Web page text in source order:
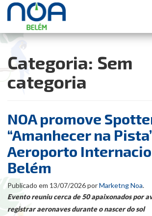
Categoria: Sem
categoria
NOA promove
“Amanhecer na
Aeroporto
Belém
Publicado em 13/07/2026porMarketng Noa.
Evento reuniu cerca de 50 apaixonados por
registrar aeronaves durante o nascer do sol